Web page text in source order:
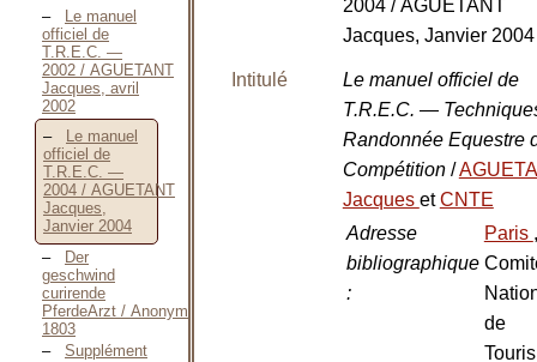
Le manuel
officiel de
T.R.E.C. —
2002 / AGUETANT
Jacques, avril
2002
Le manuel
officiel de
T.R.E.C. —
2004 / AGUETANT
Jacques,
Janvier 2004
Der
geschwind
curirende
PferdeArzt / Anonyme,
1803
Supplément
2004 / AGUETANT
Jacques, Janvier 2004
Intitulé
Le manuel officiel de
T.R.E.C. —
Randonnée Equestre
Compétition /
Jacques etCNTE
Adresse
bibliographique
:
Paris ,
de